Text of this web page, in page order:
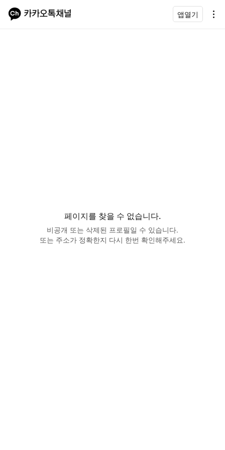
앱열기
페이지를 찾을 수 없습니다.
비공개 또는 삭제된 프로필일 수 있습니다.
또는 주소가 정확한지 다시 한번 확인해주세요.